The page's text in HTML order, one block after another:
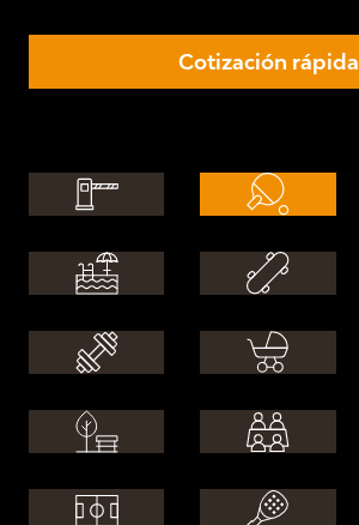
Cotización rápida